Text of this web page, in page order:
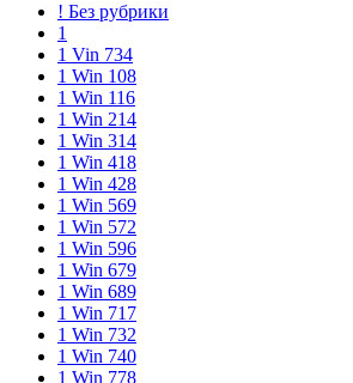
! Без рубрики
1
1 Vin 734
1 Win 108
1 Win 116
1 Win 214
1 Win 314
1 Win 418
1 Win 428
1 Win 569
1 Win 572
1 Win 596
1 Win 679
1 Win 689
1 Win 717
1 Win 732
1 Win 740
1 Win 778